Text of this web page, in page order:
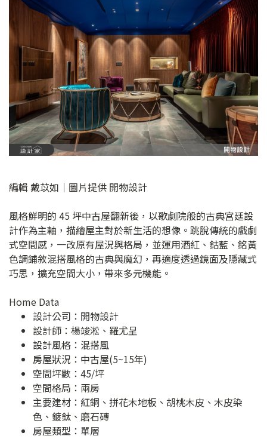
編輯 戴苡如｜圖片提供 開物設計
風格鮮明的 45 坪中古屋翻新後，以歌劇院般的古典宮廷設
計作為主軸，描繪屋主對於新生活的想像。跳脫傳統的戲劇
式空間感，一改原有屋況與格局，並運用酒紅、鈷藍、銘黃
色調鋪敘混搭風格的古典與魔幻，再適度透過鏡面及隱藏式
巧思，擴充空間大小，帶來多元機能。
Home Data
設計公司： 開物設計
設計師：楊竣淞、羅尤呈
設計風格：混搭風
房屋狀況：中古屋(5~15年)
空間坪數：45/坪
空間格局：兩房
主要建材：紅銅、拼花木地板、胡桃木皮、木皮染
色、鍍鈦、磨石磚
房屋類型：單層